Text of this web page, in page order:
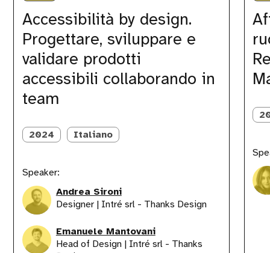
Accessibilità by design.
Progettare, sviluppare e
validare prodotti
accessibili collaborando in
team
Progettare,
sviluppare
validare
prodotti
collaborando
2024 Italiano
Speaker:
Andrea Sironi
Designer | Intré srl - Thanks Design
Emanuele Mantovani
Head of Design | Intré srl - Thanks
idea:
ruolo
chiave
della
Peer
Review